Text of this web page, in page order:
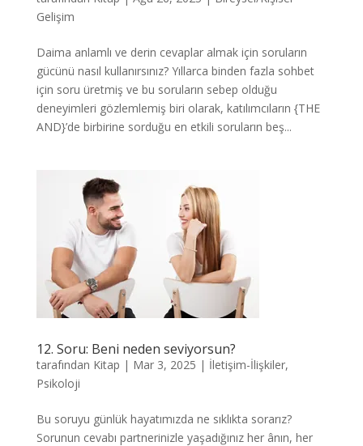
Gelişim
Daima anlamlı ve derin cevaplar almak için soruların
gücünü nasıl kullanırsınız? Yıllarca binden fazla sohbet
için soru üretmiş ve bu soruların sebep olduğu
deneyimleri gözlemlemiş biri olarak, katılımcıların {THE
AND}’de birbirine sorduğu en etkili soruların beş...
12. Soru: Beni neden seviyorsun?
tarafından Kitap | Mar 3, 2025 | İletişim-İlişkiler,
Psikoloji
Bu soruyu günlük hayatımızda ne sıklıkta sorarız?
Sorunun cevabı partnerinizle yaşadığınız her ânın, her